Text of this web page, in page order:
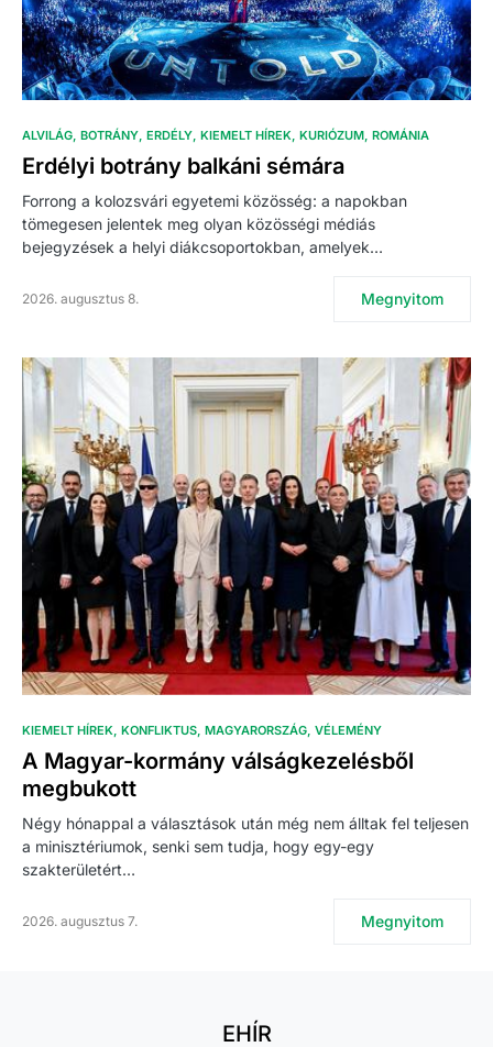
ALVILÁG BOTRÁNY ERDÉLY KIEMELT HÍREK KURIÓZUM ROMÁNIA
Erdélyi botrány balkáni sémára
Forrong a kolozsvári egyetemi közösség: a napokban
tömegesen jelentek meg olyan közösségi médiás
bejegyzések a helyi diákcsoportokban, amelyek…
2026. augusztus 8. Megnyitom
KIEMELT HÍREK KONFLIKTUS MAGYARORSZÁG VÉLEMÉNY
A Magyar-kormány válságkezelésből
megbukott
Négy hónappal a választások után még nem álltak fel teljesen
a minisztériumok, senki sem tudja, hogy egy-egy
szakterületért…
2026. augusztus 7. Megnyitom
EHÍR